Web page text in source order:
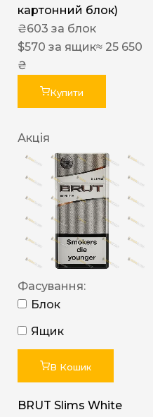
картонний блок)
₴603 за блок
$570 за ящик≈ 25 650
₴
Купити
Акція
Фасування:
Блок
Ящик
В Кошик
BRUT Slims White